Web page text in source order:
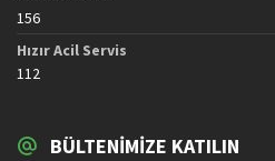
156
Hızır Acil Servis
112
BÜLTENIMIZE KATILIN